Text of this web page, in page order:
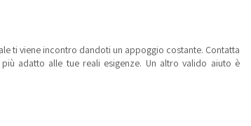
ti viene incontro dandoti un appoggio costante. Contatta
adatto alle tue reali esigenze. Un altro valido aiuto è